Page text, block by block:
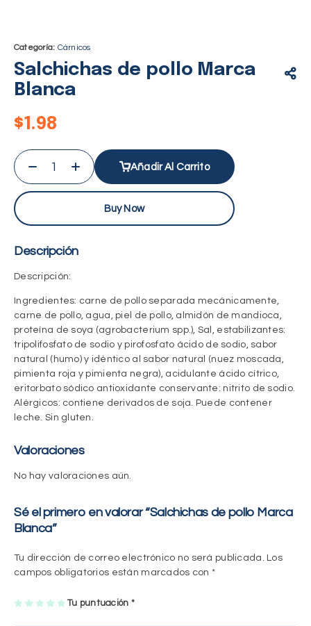
Categoría: Cárnicos
Salchichas de pollo Marca
Blanca
$1.98
Añadir Al Carrito
Buy Now
Descripción
Descripción:
Ingredientes: carne de pollo separada mecánicamente,
carne de pollo, agua, piel de pollo, almidón de mandioca,
proteína de soya (agrobacterium spp.), Sal, estabilizantes:
tripolifosfato de sodio y pirofosfato ácido de sodio, sabor
natural (humo) y idéntico al sabor natural (nuez moscada,
pimienta roja y pimienta negra), acidulante ácido cítrico,
eritorbato sódico antioxidante conservante: nitrito de sodio.
Alérgicos: contiene derivados de soja. Puede contener
leche. Sin gluten.
Valoraciones
No hay valoraciones aún.
Sé el primero en valorar “Salchichas de pollo Marca
Blanca”
Tu dirección de correo electrónico no será publicada. Los
campos obligatorios están marcados con *
Tu puntuación *
1 2 3 4 5